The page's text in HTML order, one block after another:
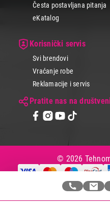
Česta postavljana pitanja
eKatalog
Korisnički servis
Svi brendovi
Vraćanje robe
Reklamacije i servis
Pratite nas na
© 2026